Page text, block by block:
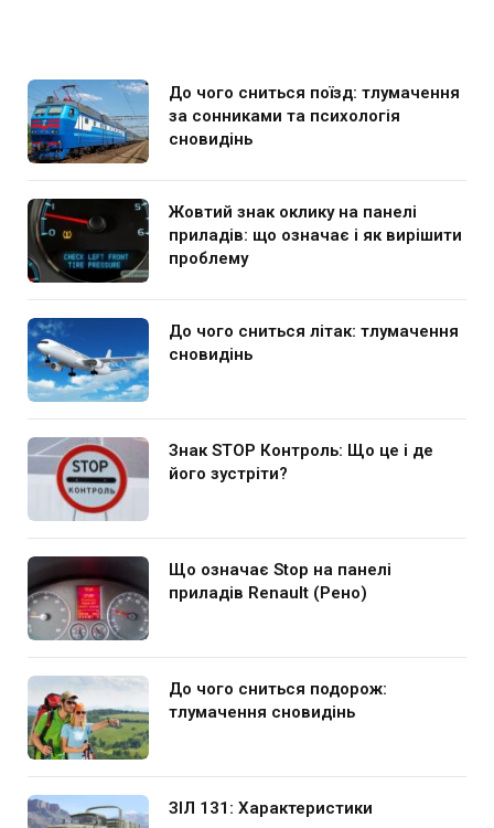
До чого сниться поїзд: тлумачення
за сонниками та психологія
сновидінь
Жовтий знак оклику на панелі
приладів: що означає і як вирішити
проблему
До чого сниться літак: тлумачення
сновидінь
Знак STOP Контроль: Що це і де
його зустріти?
Що означає Stop на панелі
приладів Renault (Рено)
До чого сниться подорож:
тлумачення сновидінь
ЗІЛ 131: Характеристики